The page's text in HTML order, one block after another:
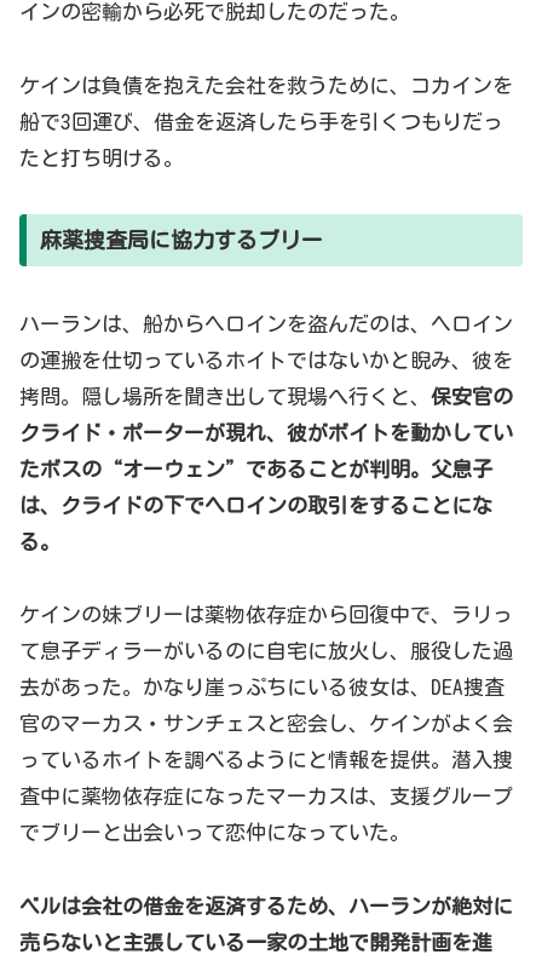
インの密輸から必死で脱却したのだった。
ケインは負債を抱えた会社を救うために、コカインを
船で3回運び、借金を返済したら手を引くつもりだっ
たと打ち明ける。
麻薬捜査局に協力するブリー
ハーランは、船からヘロインを盗んだのは、ヘロイン
の運搬を仕切っているホイトではないかと睨み、彼を
拷問。隠し場所を聞き出して現場へ行くと、 保安官の
クライド・ポーターが現れ、彼がボイトを動かしてい
たボスの“オーウェン”であることが判明。父息子
は、クライドの下でヘロインの取引をすることにな
る。
ケインの妹ブリーは薬物依存症から回復中で、ラリっ
て息子ディラーがいるのに自宅に放火し、服役した過
去があった。かなり崖っぷちにいる彼女は、DEA捜査
官のマーカス・サンチェスと密会し、ケインがよく会
っているホイトを調べるようにと情報を提供。潜入捜
査中に薬物依存症になったマーカスは、支援グループ
でブリーと出会いって恋仲になっていた。
ベルは会社の借金を返済するため、ハーランが絶対に
売らないと主張している一家の土地で開発計画を進